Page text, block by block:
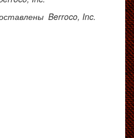
Berroco, Inc.